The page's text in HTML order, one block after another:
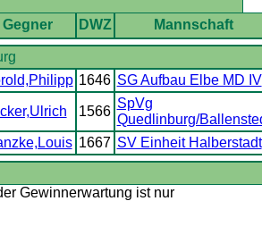
Gegner DWZ Mannschaft
1646 SG Aufbau Elbe MD IV
1566
SpVg
Quedlinburg/
1667 SV Einheit Halberstadt
Gewinnerwartung ist nur